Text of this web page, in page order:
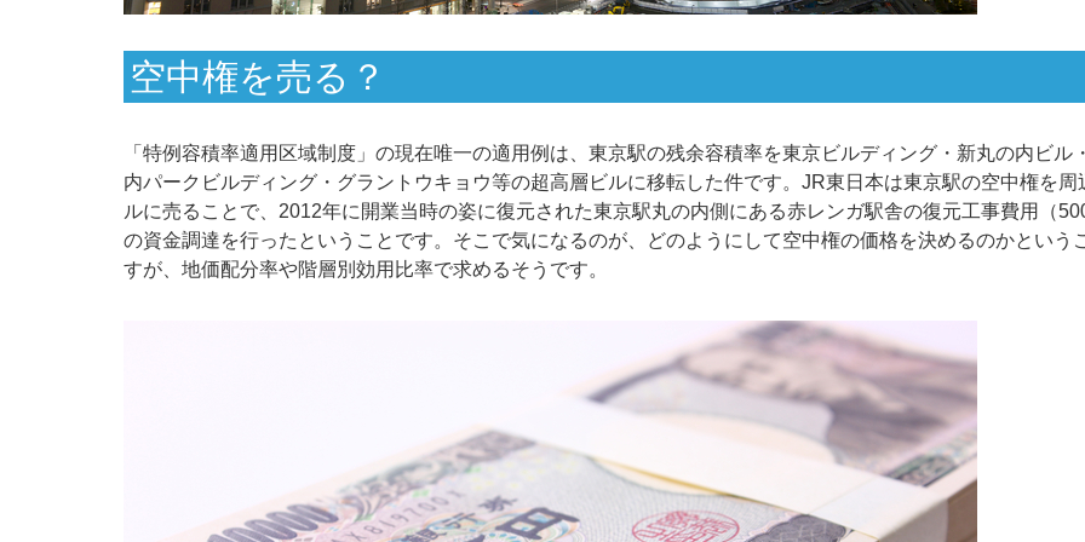
空中権を売る？
「特例容積率適用区域制度」の現在唯一の適用例は、東京駅の残余容積率を東京ビルディング・新丸の内ビル
内パークビルディング・グラントウキョウ等の超高層ビルに移転した件です。JR東日本は東京駅の空中権を周
ルに売ることで、2012年に開業当時の姿に復元された東京駅丸の内側にある赤レンガ駅舎の復元工事費用（
の資金調達を行ったということです。そこで気になるのが、どのようにして空中権の価格を決めるのかという
すが、地価配分率や階層別効用比率で求めるそうです。